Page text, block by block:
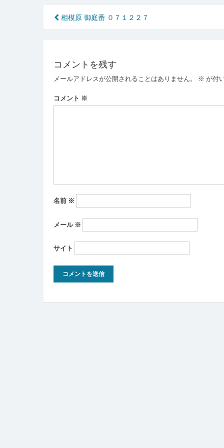
投
稿
ビ
ゲ
ー
相模原 御庭番 ０７１２２７
コメントを残す
メールアドレスが公開されることはありません。 ※ が付
コメント ※
名前 ※
メール ※
サイト